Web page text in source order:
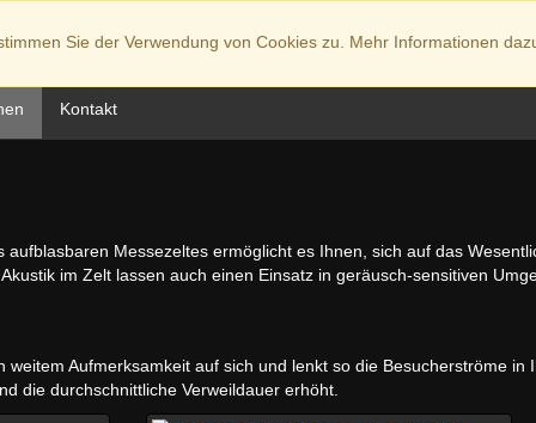
Kontakt
Messezeltes ermöglicht es Ihnen, sich auf das
im Zelt lassen auch einen Einsatz in geräusch-sensitiven
Aufmerksamkeit auf sich und lenkt so die Besucherströme
die durchschnittliche Verweildauer erhöht.
Sie der Verwendung von Cookies zu. Mehr Informationen